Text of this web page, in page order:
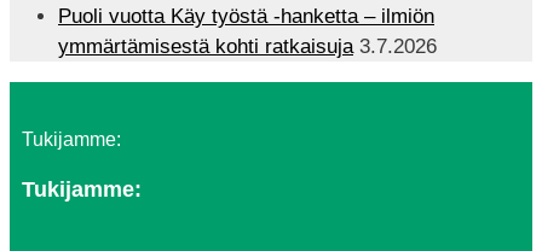
Puoli vuotta Käy työstä -hanketta – ilmiön
ymmärtämisestä kohti ratkaisuja 3.7.2026
Tukijamme:
Tukijamme: